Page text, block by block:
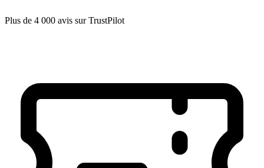
Plus de 4 000 avis sur TrustPilot